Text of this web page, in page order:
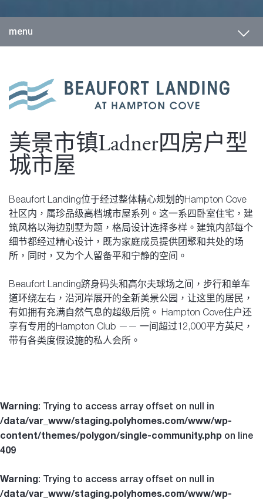
menu
美景市镇Ladner四房户型
城市屋
Beaufort Landing位于经过整体精心规划的Hampton Cove
社区内，属珍品级高档城市屋系列。这一系四卧室住宅，建
筑风格以海边别墅为题，格局设计选择多样。建筑内部每个
细节都经过精心设计，既为家庭成员提供团聚和共处的场
所，同时，又为个人留备平和宁静的空间。
Beaufort Landing跻身码头和高尔夫球场之间，步行和单车
道环绕左右，沿河岸展开的全新美景公园，让这里的居民，
有如拥有充满自然气息的超级后院。 Hampton Cove住户还
享有专用的Hampton Club —— 一间超过12,000平方英尺，
带有各类度假设施的私人会所。
Warning: Trying to access array offset on null in
/data/var_www/staging.polyhomes.com/www/wp-
content/themes/polygon/single-community.php on line
409
Warning: Trying to access array offset on null in
/data/var_www/staging.polyhomes.com/www/wp-